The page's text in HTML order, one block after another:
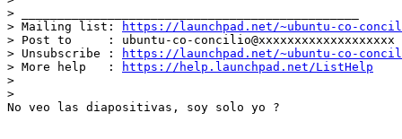
> _______________________________________________
> Mailing list:
https://launchpad.net/~ubuntu-co-
> Post to     : ubuntu-co-concilio@xxxxxxxxxxxxxxxxxxx
> Unsubscribe :
https://launchpad.net/~ubuntu-co-
> More help   :
https://help.launchpad.net/ListHelp
>
>
No veo las diapositivas, soy solo yo ?